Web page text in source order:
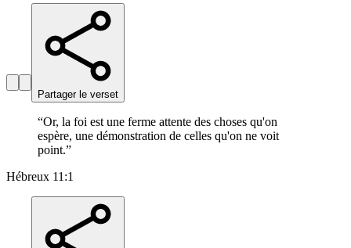
Partager le verset
“Or, la foi est une ferme attente des choses qu'on
espère, une démonstration de celles qu'on ne voit
point.”
Hébreux 11:1